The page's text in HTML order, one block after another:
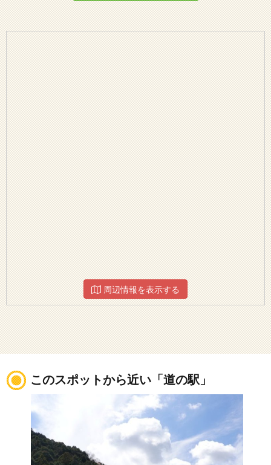
周辺情報を表示する
このスポットから近い「道の駅」